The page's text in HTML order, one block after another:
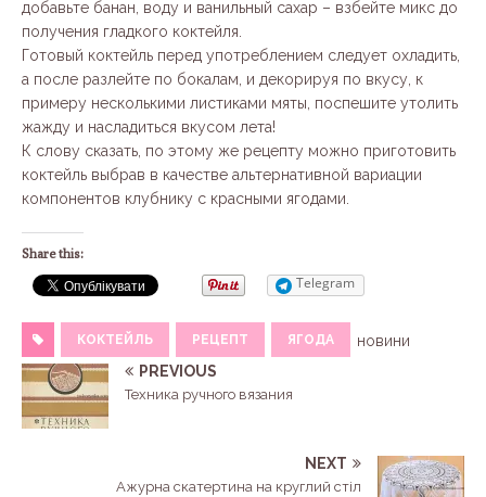
добавьте банан, воду и ванильный сахар – взбейте микс до
получения гладкого коктейля.
Готовый коктейль перед употреблением следует охладить,
а после разлейте по бокалам, и декорируя по вкусу, к
примеру несколькими листиками мяты, поспешите утолить
жажду и насладиться вкусом лета!
К слову сказать, по этому же рецепту можно приготовить
коктейль выбрав в качестве альтернативной вариации
компонентов клубнику с красными ягодами.
Share this:
Telegram
КОКТЕЙЛЬ РЕЦЕПТ ЯГОДА
новини
PREVIOUS
Техника ручного вязания
NEXT
Ажурна скатертина на круглий стіл